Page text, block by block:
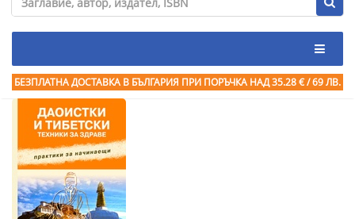
БЕЗПЛАТНА ДОСТАВКА В БЪЛГАРИЯ ПРИ ПОРЪЧКА НАД 35.28 € / 69 ЛВ.